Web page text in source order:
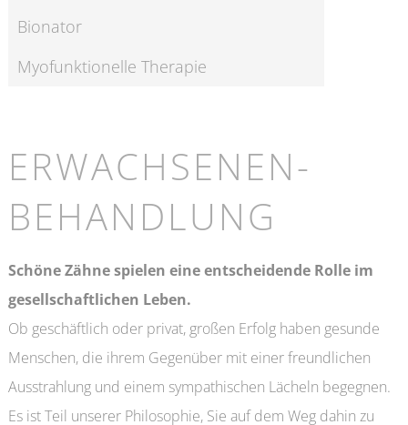
Bionator
Myofunktionelle Therapie
ERWACHSENEN­
BEHANDLUNG
Schöne Zähne spielen eine entscheidende Rolle im
gesellschaftlichen Leben.
Ob geschäftlich oder privat, großen Erfolg haben gesunde
Menschen, die ihrem Gegenüber mit einer freundlichen
Ausstrahlung und einem sympathischen Lächeln begegnen.
Es ist Teil unserer Philosophie, Sie auf dem Weg dahin zu